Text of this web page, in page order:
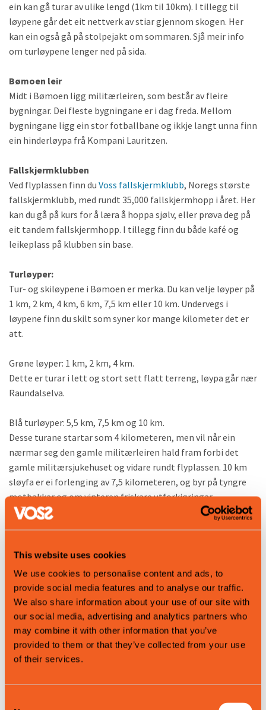
This website uses cookies
We use cookies to personalise content and ads, to
provide social media features and to analyse our traffic.
We also share information about your use of our site with
our social media, advertising and analytics partners who
may combine it with other information that you’ve
provided to them or that they’ve collected from your use
of their services.
ein kan gå turar av ulike lengd (1km til 10km). I tillegg til
løypene går det eit nettverk av stiar gjennom skogen. Her
kan ein også gå på stolpejakt om sommaren. Sjå meir info
om turløypene lenger ned på sida.
Bømoen leir
Midt i Bømoen ligg militærleiren, som består av fleire
bygningar. Dei fleste bygningane er i dag freda. Mellom
bygningane ligg ein stor fotballbane og ikkje langt unna finn
ein hinderløypa frå Kompani Lauritzen.
Fallskjermklubben
Ved flyplassen finn du Voss fallskjermklubb, Noregs største
fallskjermklubb, med rundt 35,000 fallskjermhopp i året. Her
kan du gå på kurs for å læra å hoppa sjølv, eller prøva deg på
eit tandem fallskjermhopp. I tillegg finn du både kafé og
leikeplass på klubben sin base.
Turløyper:
Tur- og skiløypene i Bømoen er merka. Du kan velje løyper på
1 km, 2 km, 4 km, 6 km, 7,5 km eller 10 km. Undervegs i
løypene finn du skilt som syner kor mange kilometer det er
att.
Grøne løyper: 1 km, 2 km, 4 km.
Dette er turar i lett og stort sett flatt terreng, løypa går nær
Raundalselva.
Blå turløyper: 5,5 km, 7,5 km og 10 km.
Desse turane startar som 4 kilometeren, men vil når ein
nærmar seg den gamle militærleiren hald fram forbi det
gamle militærsjukehuset og vidare rundt flyplassen. 10 km
sløyfa er ei forlenging av 7,5 kilometeren, og byr på tyngre
motbakkar og om vinteren friskare utforkjøringar.
Underlaget er i tillegg meir stiprega.
Sesong fottur: April - November
Sesong skitur: Desember - Mars
Vanskeligheitsgrad: Grøne (lett) og blå (moderat) løyper
Startpunkt: Bømoen - Palmafossen
Turkart referanse: Kontakt Voss Turistinformasjon for
turkart.
Merknad: Vinterstid vert det køyrd skiløyper i Bømoen, men
ofte går det an å gå til fots i Bømoen til november-desember.